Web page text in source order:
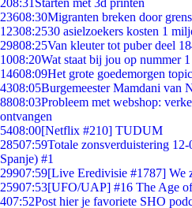
208:31 Starten met 3d printen
23608:30Migranten breken door
12308:2530 asielzoekers kosten 1
29808:25Van kleuter tot puber deel
1008:20Wat staat bij jou op nummer
14608:09Het grote goedemorgen
4308:05Burgemeester Mamdani van
8808:03Probleem met webshop:
ontvangen
5408:00[Netflix #210] TUDUM
28507:59Totale zonsverduistering
Spanje) #1
29907:59[Live Eredivisie #1787] We
25907:53[UFO/UAP] #16 The Age
407:52Post hier je favoriete SHO